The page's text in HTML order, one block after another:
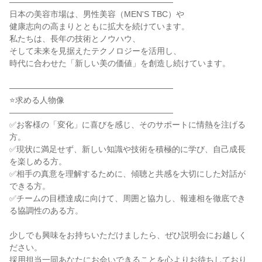
日本の美容市場は、男性美容（MEN'S TBC）や
健康志向の高まりとともに拡大を続けています。
私たちは、長年の技術とノウハウ、
そして未来を見据えたテクノロジーを活用し、
時代に合わせた「新しい美の価値」を創造し続けています。
――――――――――――――――――――
⭐求める人物像
――――――――――――――――――――
✅お客様の「変化」に喜びを感じ、そのサポートに情熱を注げる
方。
✅現状に満足せず、新しい知識や技術を積極的に学び、自己成長
を楽しめる方。
✅相手の真意を理解するために、傾聴と共感を大切にした対話が
できる方。
✅チームの目標達成に向けて、周囲と協力し、報連相を徹底でき
る協調性のある方。
少しでも興味をお持ちいただけましたら、ぜひ説明会にお越しく
ださい。
採用担当一同あなたにお会いできることを心よりお待ちしており